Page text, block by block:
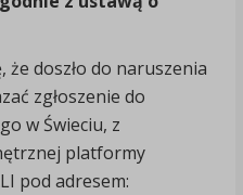
że doszło do naruszenia
zgłoszenie do
w Świeciu, z
platformy
pod adresem: